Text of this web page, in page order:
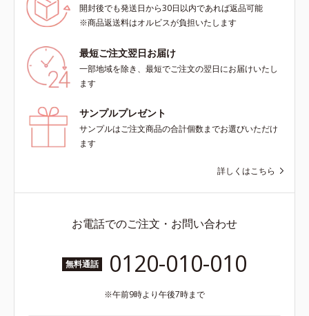
開封後でも発送日から30日以内であれば返品可能
※商品返送料はオルビスが負担いたします
最短ご注文翌日お届け
一部地域を除き、最短でご注文の翌日にお届けいたし
ます
サンプルプレゼント
サンプルはご注文商品の合計個数までお選びいただけ
ます
詳しくはこちら
お電話でのご注文・お問い合わせ
無料通話 0120-010-010
午前9時より午後7時まで